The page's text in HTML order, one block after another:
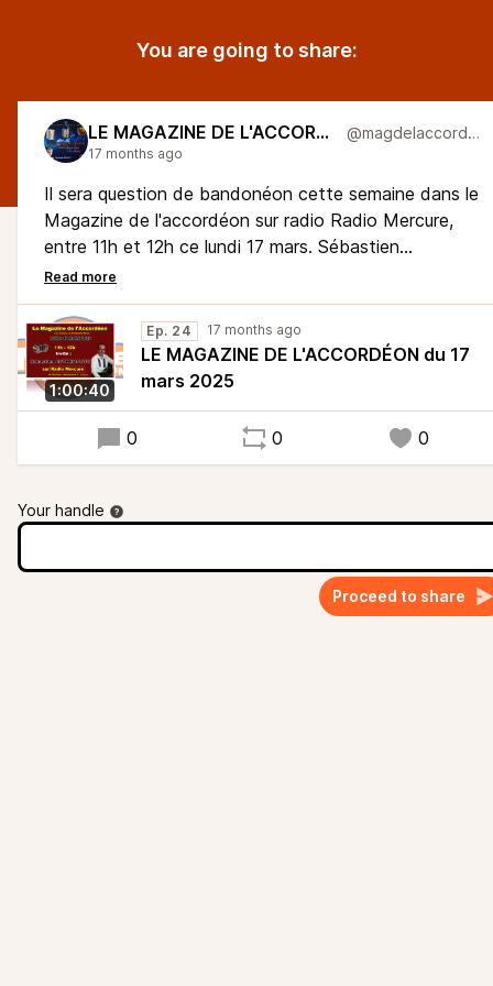
You are going to share:
LE MAGAZINE DE L'ACCORDÉON @magdelaccordeon
17 months ago
Il sera question de bandonéon cette semaine dans le
Magazine de l'accordéon sur radio Radio Mercure,
entre 11h et 12h ce lundi 17 mars. Sébastien
Authemayou sera mon invité et avec lui, nous
parlerons du bandonéon, bien sur, mais aussi d'Astor
Piazzola et du duo Duo Intermezzo
1:00:40
Ep. 24 17 months ago
LE MAGAZINE DE L'ACCORDÉON du 17
mars 2025
0 0 0
Your handle
Proceed to share